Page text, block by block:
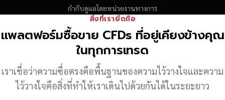
กำกับดูแลโดยหน่วยงานทางการ
สิ่งที่เรายึดถือ
แพลตฟอร์มซื้อขาย CFDs ที่อยู่เคียงข้างคุณ
ในทุกการเทรด
เราเชื่อว่าความซื่อตรงคือพื้นฐานของความไว้วางใจและความ
ไว้วางใจคือสิ่งที่ทำให้เราเดินไปด้วยกันได้ในระยะยาว